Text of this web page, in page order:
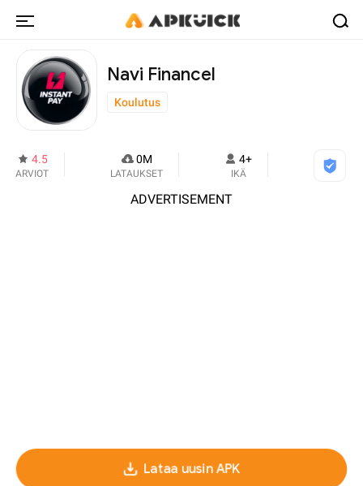
Navi Financel
Koulutus
4.5
ARVIOT
0M
LATAUKSET
4+
IKÄ
ADVERTISEMENT
Lataa uusin APK